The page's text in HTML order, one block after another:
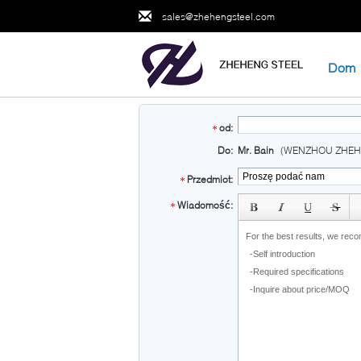
sales@zhehengsteel.com
Dom
od:
Do: Mr. Bain (WENZHOU
Przedmiot:
subject
Wiadomość: